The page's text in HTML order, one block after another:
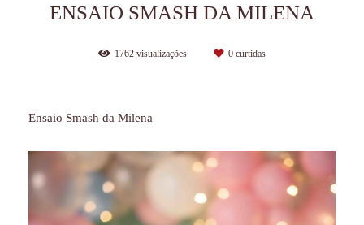
ENSAIO SMASH DA MILENA
1762 visualizações 0 curtidas
Ensaio Smash da Milena